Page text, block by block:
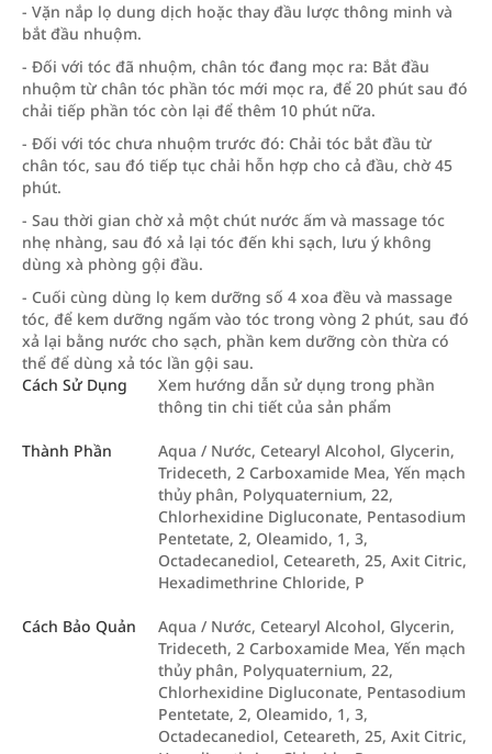
- Vặn nắp lọ dung dịch hoặc thay đầu lược thông minh và
bắt đầu nhuộm.
- Đối với tóc đã nhuộm, chân tóc đang mọc ra: Bắt đầu
nhuộm từ chân tóc phần tóc mới mọc ra, để 20 phút sau đó
chải tiếp phần tóc còn lại để thêm 10 phút nữa.
- Đối với tóc chưa nhuộm trước đó: Chải tóc bắt đầu từ
chân tóc, sau đó tiếp tục chải hỗn hợp cho cả đầu, chờ 45
phút.
- Sau thời gian chờ xả một chút nước ấm và massage tóc
nhẹ nhàng, sau đó xả lại tóc đến khi sạch, lưu ý không
dùng xà phòng gội đầu.
- Cuối cùng dùng lọ kem dưỡng số 4 xoa đều và massage
tóc, để kem dưỡng ngấm vào tóc trong vòng 2 phút, sau đó
xả lại bằng nước cho sạch, phần kem dưỡng còn thừa có
thể để dùng xả tóc lần gội sau.
Cách Sử Dụng
Xem hướng dẫn sử dụng trong phần
thông tin chi tiết của sản phẩm
Thành Phần
Aqua / Nước, Cetearyl Alcohol, Glycerin,
Trideceth, 2 Carboxamide Mea, Yến mạch
thủy phân, Polyquaternium, 22,
Chlorhexidine Digluconate, Pentasodium
Pentetate, 2, Oleamido, 1, 3,
Octadecanediol, Ceteareth, 25, Axit Citric,
Hexadimethrine Chloride, P
Cách Bảo Quản
Aqua / Nước, Cetearyl Alcohol, Glycerin,
Trideceth, 2 Carboxamide Mea, Yến mạch
thủy phân, Polyquaternium, 22,
Chlorhexidine Digluconate, Pentasodium
Pentetate, 2, Oleamido, 1, 3,
Octadecanediol, Ceteareth, 25, Axit Citric,